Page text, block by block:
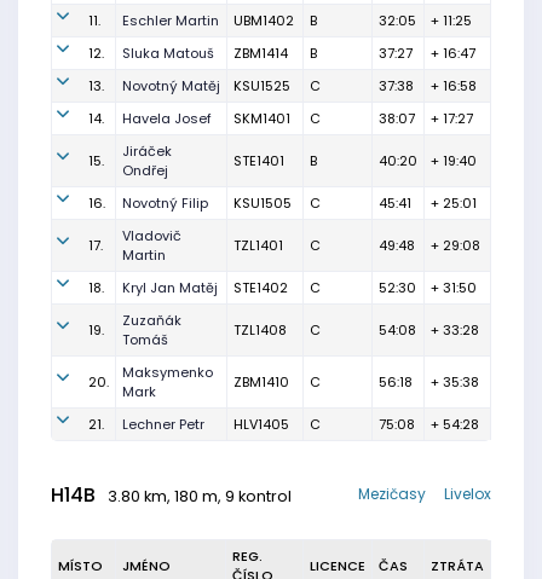
11.
Eschler Martin UBM1402 B 32:05
+ 11:25
12.
Sluka Matouš ZBM1414 B 37:27
+ 16:47
13.
Novotný Matěj KSU1525 C 37:38
+ 16:58
14.
Havela Josef SKM1401 C 38:07 + 17:27
15.
Jiráček
Ondřej
STE1401 B 40:20 + 19:40
16. Novotný Filip KSU1505 C 45:41 + 25:01
17.
Vladovič
Martin
TZL1401 C 49:48 + 29:08
18. Kryl Jan Matěj STE1402 C 52:30 + 31:50
19.
Zuzaňák
Tomáš
TZL1408 C 54:08 + 33:28
20.
Maksymenko
Mark
ZBM1410 C 56:18 + 35:38
21. Lechner Petr HLV1405 C 75:08 + 54:28
H14B 3.80 km, 180 m, 9 kontrol Livelox
Mezičasy
MÍSTO JMÉNO
REG.
LICENCE ČAS ZTRÁTA